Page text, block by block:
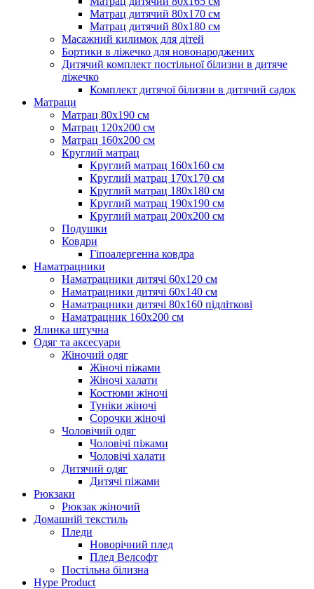
Матрац дитячий 80х170 см
Матрац дитячий 80х180 см
Масажний килимок для дітей
Бортики в ліжечко для новонароджених
Дитячий комплект постільної білизни в дитяче
ліжечко
Комплект дитячої білизни в дитячий садок
Матраци
Матрац 80х190 см
Матрац 120х200 см
Матрац 160х200 см
Круглий матрац
Круглий матрац 160х160 см
Круглий матрац 170х170 см
Круглий матрац 180х180 см
Круглий матрац 190х190 см
Круглий матрац 200х200 см
Подушки
Ковдри
Гіпоалергенна ковдра
Наматрацники
Наматрацники дитячі 60х120 см
Наматрацники дитячі 60х140 см
Наматрацники дитячі 80х160 підліткові
Наматрацник 160х200 см
Ялинка штучна
Одяг та аксесуари
Жіночий одяг
Жіночі піжами
Жіночі халати
Костюми жіночі
Туніки жіночі
Сорочки жіночі
Чоловічий одяг
Чоловічі піжами
Чоловічі халати
Дитячий одяг
Дитячі піжами
Рюкзаки
Рюкзак жіночий
Домашній текстиль
Пледи
Новорічний плед
Плед Велсофт
Постільна білизна
Hype Product